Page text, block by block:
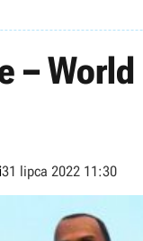
–
31 lipca 2022 11:30